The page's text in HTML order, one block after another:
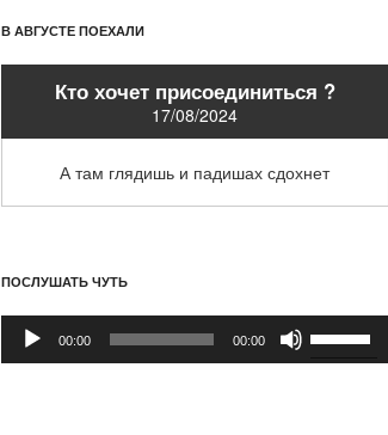
В АВГУСТЕ ПОЕХАЛИ
Кто хочет присоединиться ?
17/08/2024
А там глядишь и падишах сдохнет
ПОСЛУШАТЬ ЧУТЬ
Аудиоплеер
00:00 00:00